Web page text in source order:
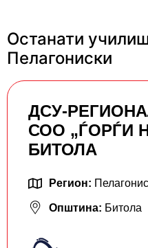
Останати
Пелагониски
ДСУ-
СОО „ЃОРЃИ
БИТОЛА
Регион:
Општина: Битола